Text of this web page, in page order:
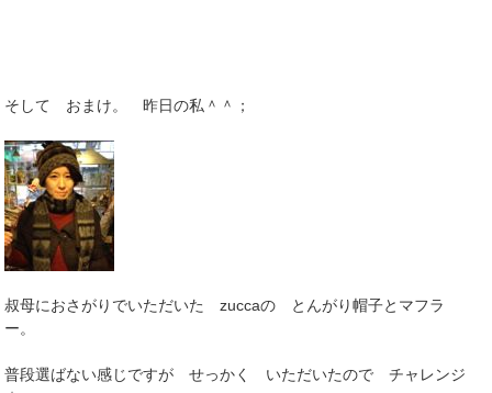
そして おまけ。 昨日の私＾＾；
叔母におさがりでいただいた zuccaの とんがり帽子とマフラ
ー。
普段選ばない感じですが せっかく いただいたので チャレンジ